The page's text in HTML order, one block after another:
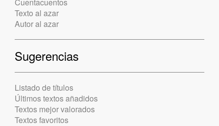
Texto al azar
Autor al azar
Sugerencias
Listado de títulos
Últimos textos añadidos
Textos mejor valorados
Textos favoritos